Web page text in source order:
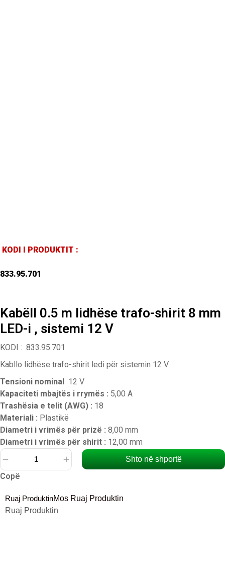
KODI I PRODUKTIT :
833.95.701
Kabëll 0.5 m lidhëse trafo-shirit 8 mm
LED-i , sistemi 12 V
KODI : 833.95.701
Kabllo lidhëse trafo-shirit ledi për sistemin 12 V
Tensioni nominal
12 V
Kapaciteti mbajtës i rrymës : 5,00 A
Trashësia e telit (AWG) : 18
Materiali : Plastikë
Diametri i vrimës për prizë : 8,00 mm
Diametri i vrimës për shirit : 12,00 mm
Kabëll
m
lidhëse
Shto në shportë
Copë
Ruaj ProduktinMos Ruaj Produktin
Ruaj Produktin